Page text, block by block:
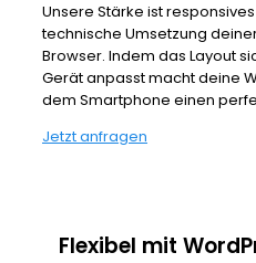
Unsere Stärke ist
technische Umsetzung
Browser. Indem das Layout
Gerät anpasst macht deine
dem Smartphone einen
Jetzt anfragen
Flexibel mit